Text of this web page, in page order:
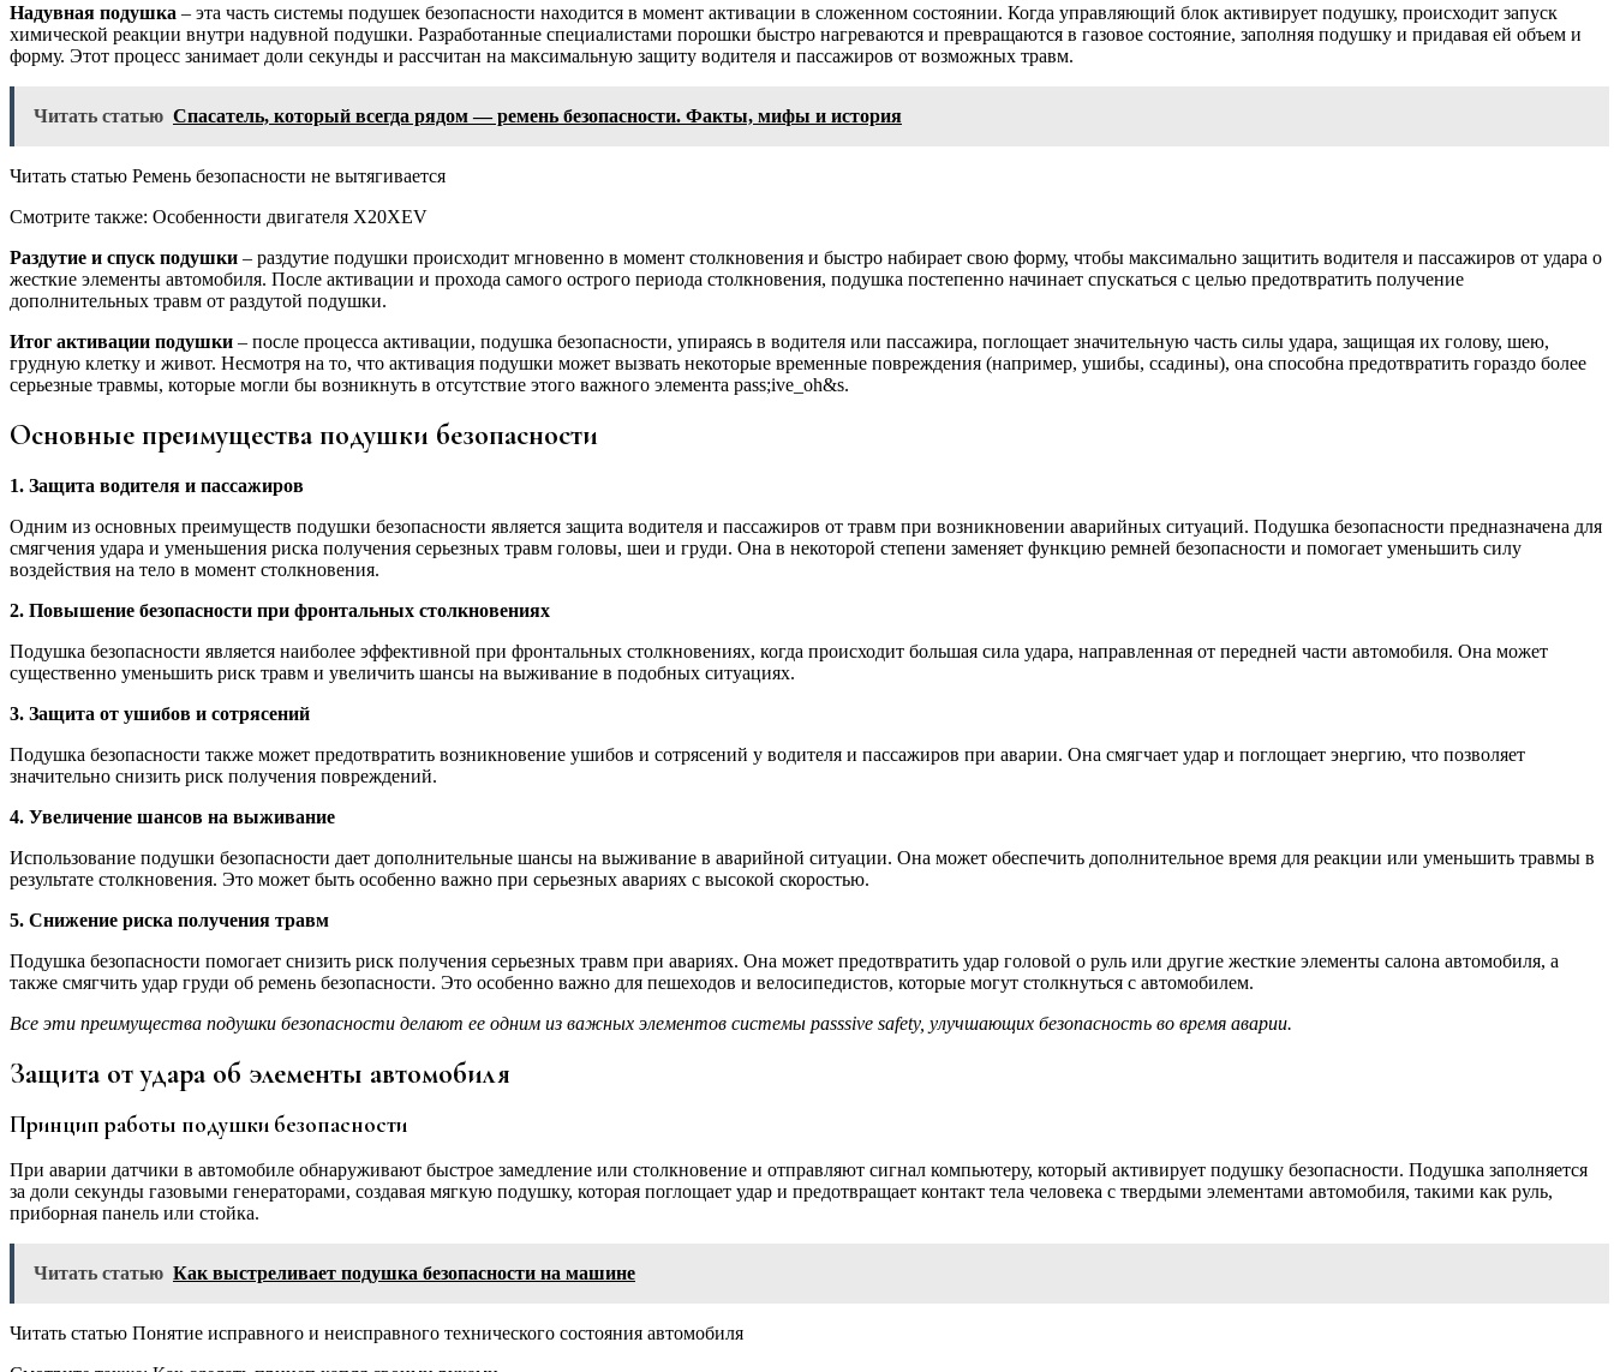
Надувная подушка – эта часть системы подушек безопасности находится в момент активации в сложенном состоянии. Когда управляющий блок активирует подушку, происходит запуск
химической реакции внутри надувной подушки. Разработанные специалистами порошки быстро нагреваются и превращаются в газовое состояние, заполняя подушку и придавая ей объем и
форму. Этот процесс занимает доли секунды и рассчитан на максимальную защиту водителя и пассажиров от возможных травм.
Читать статью Спасатель, который всегда рядом — ремень безопасности. Факты, мифы и история
Читать статью Ремень безопасности не вытягивается
Смотрите также: Особенности двигателя X20XEV
Раздутие и спуск подушки – раздутие подушки происходит мгновенно в момент столкновения и быстро набирает свою форму, чтобы максимально защитить водителя и пассажиров от удара о
жесткие элементы автомобиля. После активации и прохода самого острого периода столкновения, подушка постепенно начинает спускаться с целью предотвратить получение
дополнительных травм от раздутой подушки.
Итог активации подушки – после процесса активации, подушка безопасности, упираясь в водителя или пассажира, поглощает значительную часть силы удара, защищая их голову, шею,
грудную клетку и живот. Несмотря на то, что активация подушки может вызвать некоторые временные повреждения (например, ушибы, ссадины), она способна предотвратить гораздо более
серьезные травмы, которые могли бы возникнуть в отсутствие этого важного элемента pass;ive_oh&s.
Основные преимущества подушки безопасности
1. Защита водителя и пассажиров
Одним из основных преимуществ подушки безопасности является защита водителя и пассажиров от травм при возникновении аварийных ситуаций. Подушка безопасности предназначена для
смягчения удара и уменьшения риска получения серьезных травм головы, шеи и груди. Она в некоторой степени заменяет функцию ремней безопасности и помогает уменьшить силу
воздействия на тело в момент столкновения.
2. Повышение безопасности при фронтальных столкновениях
Подушка безопасности является наиболее эффективной при фронтальных столкновениях, когда происходит большая сила удара, направленная от передней части автомобиля. Она может
существенно уменьшить риск травм и увеличить шансы на выживание в подобных ситуациях.
3. Защита от ушибов и сотрясений
Подушка безопасности также может предотвратить возникновение ушибов и сотрясений у водителя и пассажиров при аварии. Она смягчает удар и поглощает энергию, что позволяет
значительно снизить риск получения повреждений.
4. Увеличение шансов на выживание
Использование подушки безопасности дает дополнительные шансы на выживание в аварийной ситуации. Она может обеспечить дополнительное время для реакции или уменьшить травмы в
результате столкновения. Это может быть особенно важно при серьезных авариях с высокой скоростью.
5. Снижение риска получения травм
Подушка безопасности помогает снизить риск получения серьезных травм при авариях. Она может предотвратить удар головой о руль или другие жесткие элементы салона автомобиля, а
также смягчить удар груди об ремень безопасности. Это особенно важно для пешеходов и велосипедистов, которые могут столкнуться с автомобилем.
Все эти преимущества подушки безопасности делают ее одним из важных элементов системы passsive safety, улучшающих безопасность во время аварии.
Защита от удара об элементы автомобиля
Принцип работы подушки безопасности
При аварии датчики в автомобиле обнаруживают быстрое замедление или столкновение и отправляют сигнал компьютеру, который активирует подушку безопасности. Подушка заполняется
за доли секунды газовыми генераторами, создавая мягкую подушку, которая поглощает удар и предотвращает контакт тела человека с твердыми элементами автомобиля, такими как руль,
приборная панель или стойка.
Читать статью Как выстреливает подушка безопасности на машине
Читать статью Понятие исправного и неисправного технического состояния автомобиля